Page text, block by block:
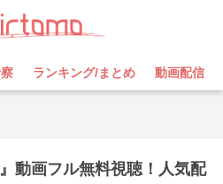
ランキング/まとめ 動画配信
動画フル無料視聴！人気配